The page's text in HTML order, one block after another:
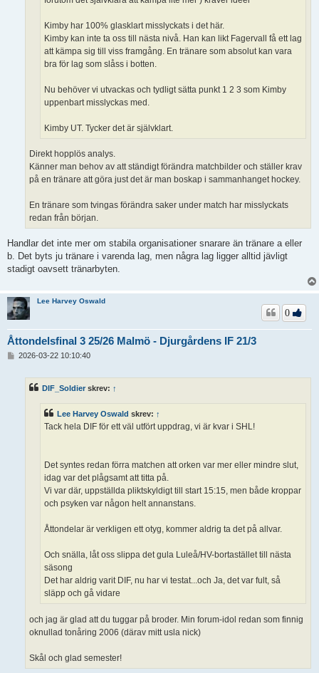
Kimby har 100% glasklart misslyckats i det här.
Kimby kan inte ta oss till nästa nivå. Han kan likt Fagervall få ett lag
att kämpa sig till viss framgång. En tränare som absolut kan vara
bra för lag som slåss i botten.
Nu behöver vi utvackas och tydligt sätta punkt 1 2 3 som Kimby
uppenbart misslyckas med.
Kimby UT. Tycker det är självklart.
Direkt hopplös analys.
Känner man behov av att ständigt förändra matchbilder och ställer krav
på en tränare att göra just det är man boskap i sammanhanget hockey.
En tränare som tvingas förändra saker under match har misslyckats
redan från början.
Handlar det inte mer om stabila organisationer snarare än tränare a eller
b. Det byts ju tränare i varenda lag, men några lag ligger alltid jävligt
stadigt oavsett tränarbyten.
Lee Harvey Oswald
Åttondelsfinal 3 25/26 Malmö - Djurgårdens IF 21/3
0
2026-03-22 10:10:40
DIF_Soldier skrev: ↑
Lee Harvey Oswald skrev: ↑
Tack hela DIF för ett väl utfört uppdrag, vi är kvar i SHL!
Det syntes redan förra matchen att orken var mer eller mindre slut,
idag var det plågsamt att titta på.
Vi var där, uppställda pliktskyldigt till start 15:15, men både kroppar
och psyken var någon helt annanstans.
Åttondelar är verkligen ett otyg, kommer aldrig ta det på allvar.
Och snälla, låt oss slippa det gula Luleå/HV-bortastället till nästa
säsong
Det har aldrig varit DIF, nu har vi testat...och Ja, det var fult, så
släpp och gå vidare
och jag är glad att du tuggar på broder. Min forum-idol redan som finnig
oknullad tonåring 2006 (därav mitt usla nick)
Skål och glad semester!